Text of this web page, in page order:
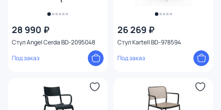
28 990 ₽
Стул Angel Cerda BD-2095048
Под заказ
26 269 ₽
Стул Kartell BD-978594
Под заказ